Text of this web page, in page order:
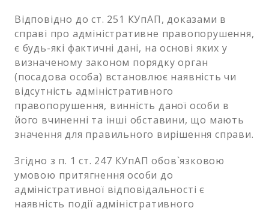
Відповідно до ст. 251 КУпАП, доказами в
справі про адміністративне правопорушення,
є будь-які фактичні дані, на основі яких у
визначеному законом порядку орган
(посадова особа) встановлює наявність чи
відсутність адміністративного
правопорушення, винність даної особи в
його вчиненні та інші обставини, що мають
значення для правильного вирішення справи.
Згідно з п. 1 ст. 247 КУпАП обов`язковою
умовою притягнення особи до
адміністративної відповідальності є
наявність події адміністративного